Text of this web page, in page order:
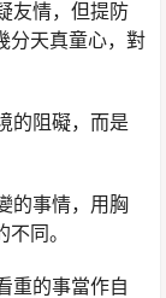
友情，但提防
分天真童心，對
阻礙，而是
事情，用胸
同。
的事當作自